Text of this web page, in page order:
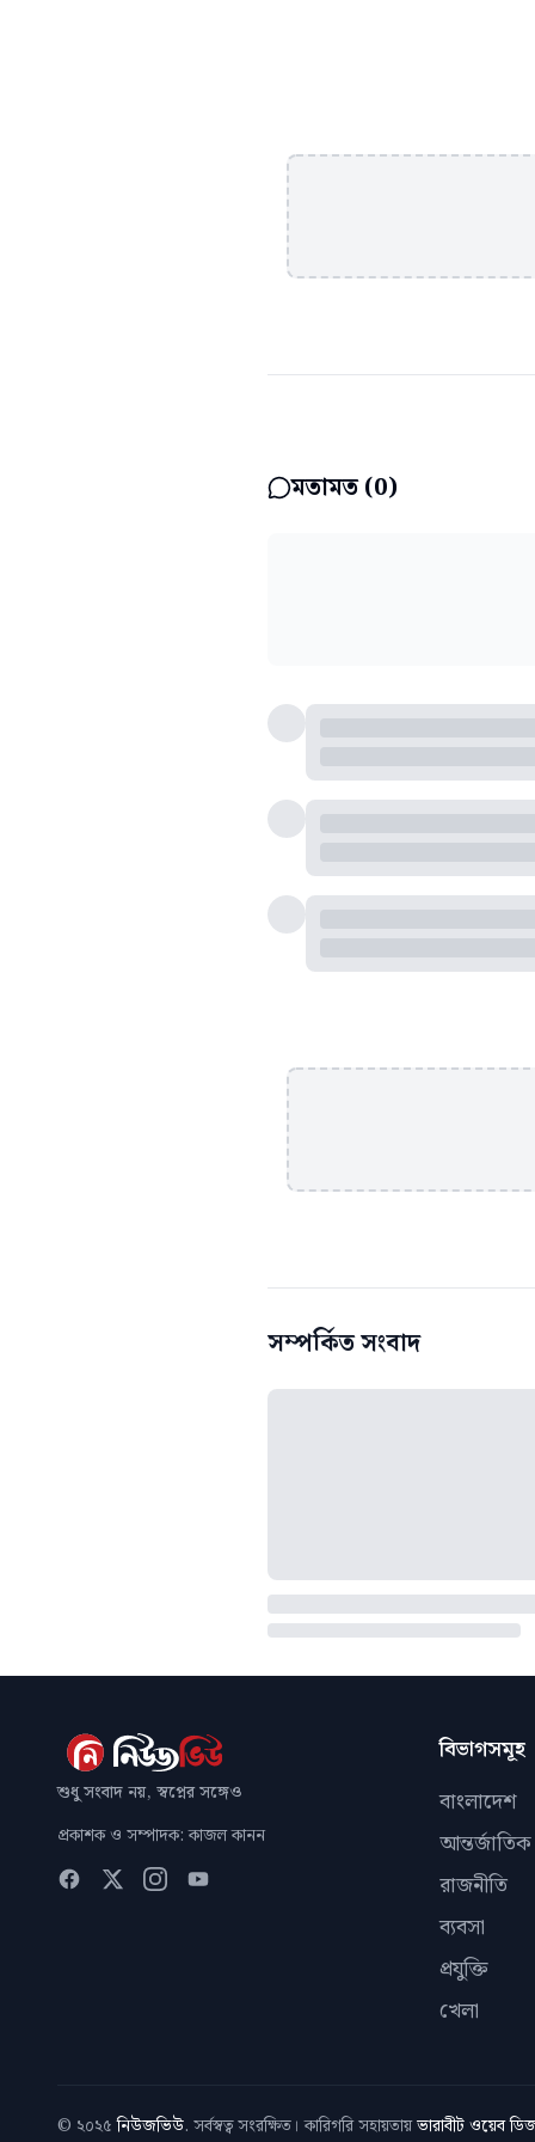
মতামত (0)
সম্পর্কিত সংবাদ
শুধু সংবাদ নয়, স্বপ্নের সঙ্গেও
প্রকাশক ও সম্পাদক: কাজল কানন
বিভাগসমূহ
বাংলাদেশ
আন্তর্জাতিক
রাজনীতি
ব্যবসা
প্রযুক্তি
খেলা
© ২০২৫ নিউজভিউ. সর্বস্বত্ব সংরক্ষিত। কারিগরি সহায়তায়ভারাবীট ওয়েব